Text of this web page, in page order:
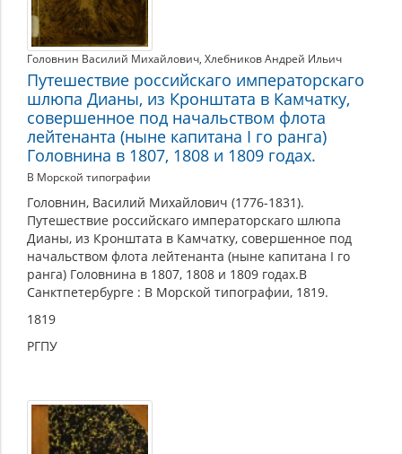
составе
Российской
империи
Головнин Василий Михайлович, Хлебников Андрей Ильич
Путешествие российскаго императорскаго
шлюпа Дианы, из Кронштата в Камчатку,
совершенное под начальством флота
лейтенанта (ныне капитана I го ранга)
Головнина в 1807, 1808 и 1809 годах.
В Морской типографии
Головнин, Василий Михайлович (1776-1831).
Путешествие российскаго императорскаго шлюпа
Дианы, из Кронштата в Камчатку, совершенное под
начальством флота лейтенанта (ныне капитана I го
ранга) Головнина в 1807, 1808 и 1809 годах.В
Санктпетербурге : В Морской типографии, 1819.
1819
РГПУ